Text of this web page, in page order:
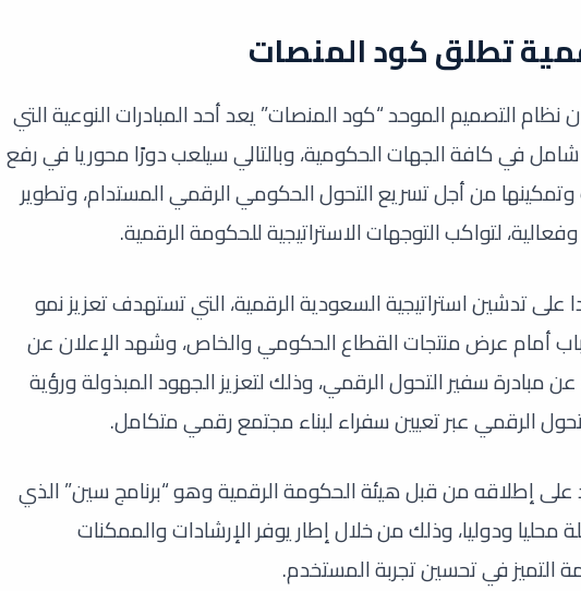
تطلق كود المنصات
التصميم الموحد “كود المنصات” يعد أحد المبادرات النوعية التي
في كافة الجهات الحكومية، وبالتالي سيلعب دورًا محوريا في رفع
من أجل تسريع التحول الحكومي الرقمي المستدام، وتطوير
لتواكب التوجهات الاستراتيجية للحكومة الرقمية.
تدشين استراتيجية السعودية الرقمية، التي تستهدف تعزيز نمو
أمام عرض منتجات القطاع الحكومي والخاص، وشهد الإعلان عن
مبادرة سفير التحول الرقمي، وذلك لتعزيز الجهود المبذولة ورؤية
الرقمي عبر تعيين سفراء لبناء مجتمع رقمي متكامل.
على إطلاقه من قبل هيئة الحكومة الرقمية وهو “برنامج سين” الذي
محليا ودوليا، وذلك من خلال إطار يوفر الإرشادات والممكنات
التميز في تحسين تجربة المستخدم.